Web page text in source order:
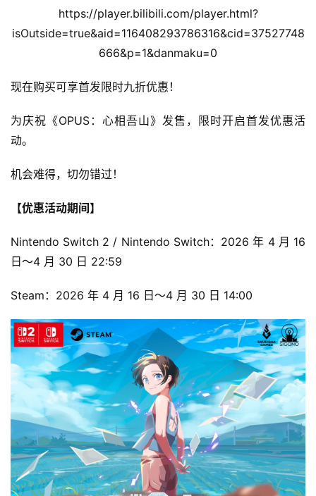
https://player.bilibili.com/player.html?
isOutside=true&aid=116408293786316&cid=37527748
666&p=1&danmaku=0
现在购买可享首发限时九折优惠！
为庆祝《OPUS：心相吾山》发售，限时开启首发优惠活
动。
机会难得，切勿错过！
【优惠活动期间】
Nintendo Switch 2 / Nintendo Switch：2026 年 4 月 16
日～4 月 30 日 22:59
Steam：2026 年 4 月 16 日～4 月 30 日 14:00